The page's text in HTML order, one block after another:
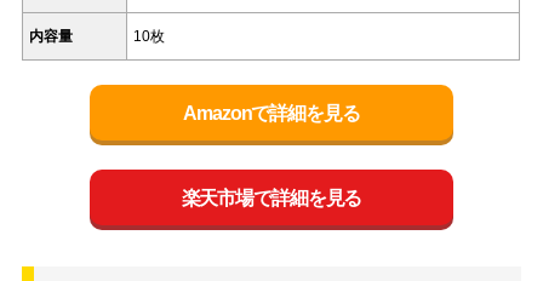
内容量 10枚
Amazonで詳細を見る
楽天市場で詳細を見る